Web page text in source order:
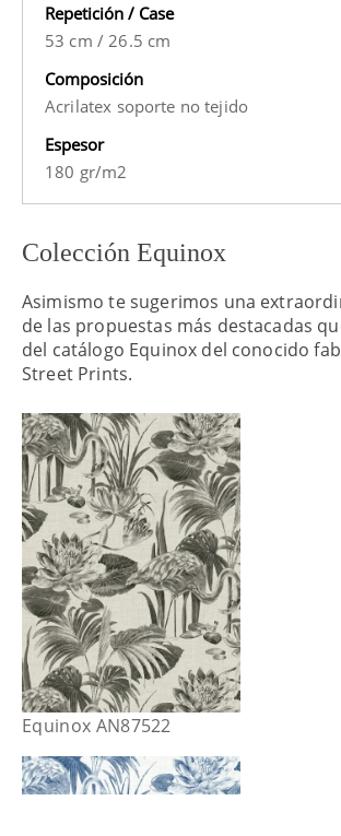
Repetición / Case
53 cm /26.5 cm
Composición
Acrilatex soporte no tejido
Espesor
180 gr/m2
Colección Equinox
Asimismo te sugerimos una
de las propuestas más destacadas
del catálogo Equinox del conocido
Street Prints.
Equinox AN87522